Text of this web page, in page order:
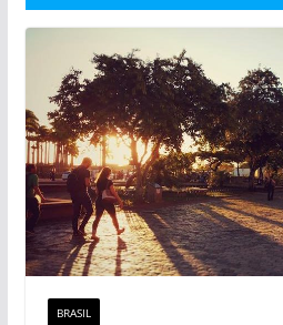
BRASIL